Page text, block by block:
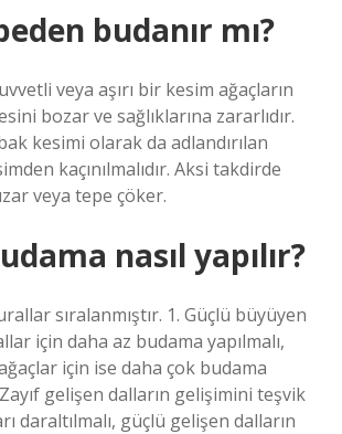
budanır mı?
veya aşırı bir kesim ağaçların
bozar ve sağlıklarına zararlıdır.
kesimi olarak da adlandırılan
kaçınılmalıdır. Aksi takdirde
veya tepe çöker.
nasıl yapılır?
sıralanmıştır. 1. Güçlü büyüyen
için daha az budama yapılmalı,
için ise daha çok budama
Zayıf gelişen dalların gelişimini teşvik
daraltılmalı, güçlü gelişen dalların